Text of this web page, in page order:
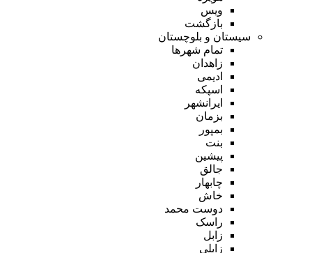
ویس
بازگشت
سیستان و بلوچستان
تمام شهر‌ها
زاهدان
ادیمی
اسپکه
ایرانشهر
بزمان
بمپور
بنت
پیشین
جالق
چابهار
خاش
دوست محمد
راسک
زابل
زابلی